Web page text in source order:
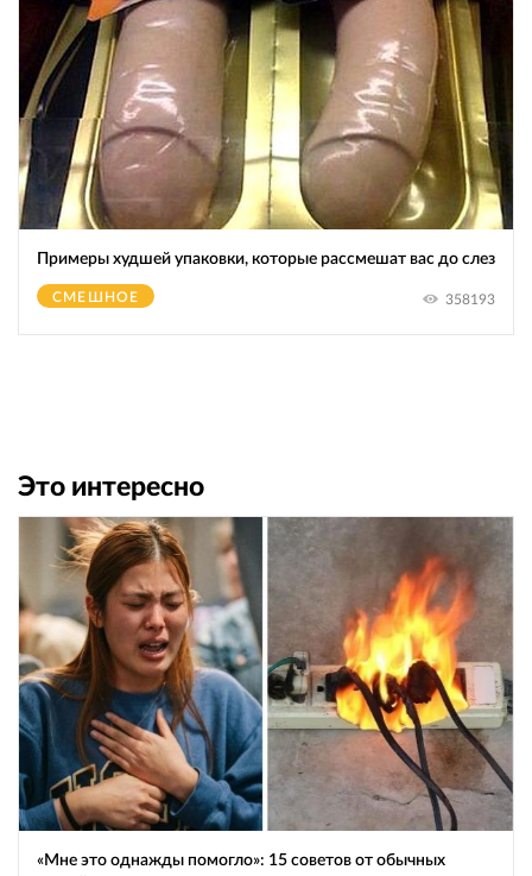
Примеры худшей упаковки, которые рассмешат вас до слез
СМЕШНОЕ 358193
Это интересно
«Мне это однажды помогло»: 15 советов от обычных